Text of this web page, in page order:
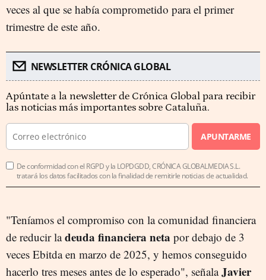
veces al que se había comprometido para el primer
trimestre de este año.
NEWSLETTER CRÓNICA GLOBAL
Apúntate a la newsletter de Crónica Global para recibir
las noticias más importantes sobre Cataluña.
APUNTARME
De conformidad con el RGPD y la LOPDGDD, CRÓNICA GLOBALMEDIA S.L.
tratará los datos facilitados con la finalidad de remitirle noticias de actualidad.
"Teníamos el compromiso con la comunidad financiera
de reducir ladeuda financiera neta por debajo de 3
veces Ebitda en marzo de 2025, y hemos conseguido
hacerlo tres meses antes de lo esperado", señalaJavier